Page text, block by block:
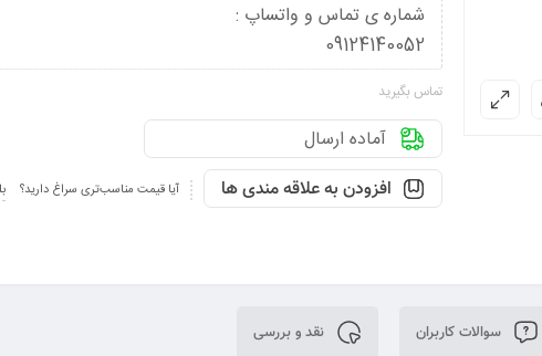
شماره ی تماس و واتساپ :
09124140052
تماس بگیرید
آماده ارسال
افزودن به علاقه مندی ها آیا قیمت مناسب‌تری سراغ دارید؟
سوالات کاربران نقد و بررسی